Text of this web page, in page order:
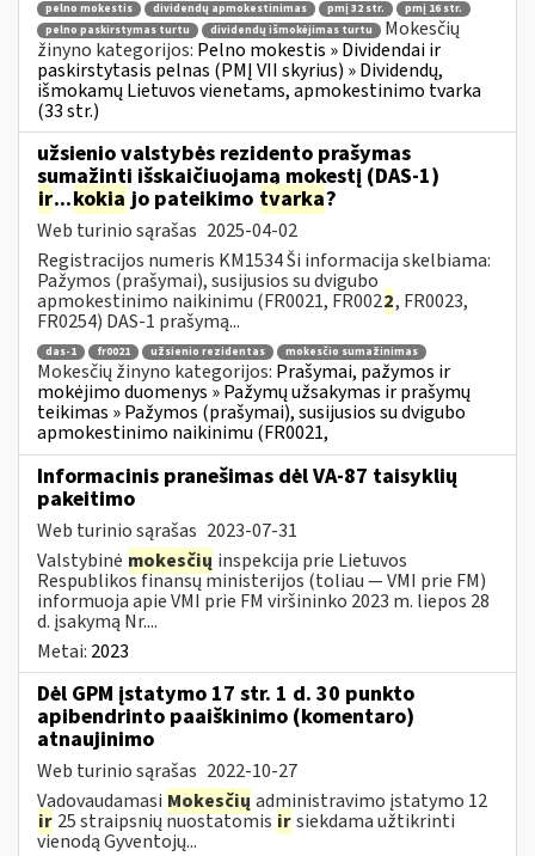
pelno mokestis dividendų apmokestinimas pmį 32 str.
pmį 16 str.
pelno paskirstymas turtu
dividendų išmokėjimas turtu
Mokesčių
žinyno kategorijos: Pelno mokestis » Dividendai ir
paskirstytasis pelnas (PMĮ VII skyrius) » Dividendų,
išmokamų Lietuvos vienetams, apmokestinimo tvarka
(33 str.)
užsienio valstybės rezidento prašymas
sumažinti išskaičiuojamą mokestį (DAS-1)
ir...kokia jo pateikimo tvarka?
Web turinio sąrašas 2025-04-02
Registracijos numeris KM1534 Ši informacija skelbiama:
Pažymos (prašymai), susijusios su dvigubo
apmokestinimo naikinimu (FR0021, FR0022, FR0023,
FR0254) DAS-1 prašymą...
das-1 fr0021 užsienio rezidentas mokesčio sumažinimas
Mokesčių žinyno kategorijos: Prašymai, pažymos ir
mokėjimo duomenys » Pažymų užsakymas ir prašymų
teikimas » Pažymos (prašymai), susijusios su dvigubo
apmokestinimo naikinimu (FR0021,
Informacinis pranešimas dėl VA-87 taisyklių
pakeitimo
Web turinio sąrašas 2023-07-31
Valstybinė mokesčių inspekcija prie Lietuvos
Respublikos finansų ministerijos (toliau ― VMI prie FM)
informuoja apie VMI prie FM viršininko 2023 m. liepos 28
d. įsakymą Nr....
Metai: 2023
Dėl GPM įstatymo 17 str. 1 d. 30 punkto
apibendrinto paaiškinimo (komentaro)
atnaujinimo
Web turinio sąrašas 2022-10-27
Vadovaudamasi Mokesčių administravimo įstatymo 12
ir 25 straipsnių nuostatomis irsiekdama užtikrinti
vienodą Gyventojų...